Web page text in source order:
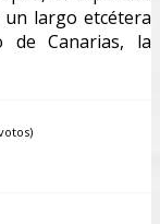
un largo etcétera
de Canarias, la